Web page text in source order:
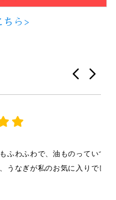
ちら>
ていてとても美味しかっ
りでした。